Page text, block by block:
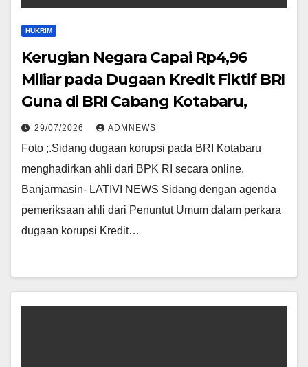
HUKRIM
Kerugian Negara Capai Rp4,96
Miliar pada Dugaan Kredit Fiktif BRI
Guna di BRI Cabang Kotabaru,
29/07/2026 ADMNEWS
Foto ;.Sidang dugaan korupsi pada BRI Kotabaru
menghadirkan ahli dari BPK RI secara online.
Banjarmasin- LATIVI NEWS Sidang dengan agenda
pemeriksaan ahli dari Penuntut Umum dalam perkara
dugaan korupsi Kredit…